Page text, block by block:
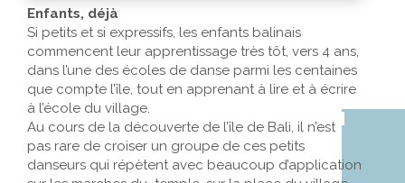
Enfants, déjà
Si petits et si expressifs, les enfants balinais
commencent leur apprentissage très tôt, vers 4 ans,
dans l’une des écoles de danse parmi les centaines
que compte l’île, tout en apprenant à lire et à écrire
à l’école du village.
Au cours de la découverte de l’île de Bali, il n’est
pas rare de croiser un groupe de ces petits
danseurs qui répètent avec beaucoup d’application